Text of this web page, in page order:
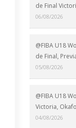
de Final
06/08/2026
@FIBA U18
de Final,
05/08/2026
@FIBA U18
Victoria,
04/08/2026